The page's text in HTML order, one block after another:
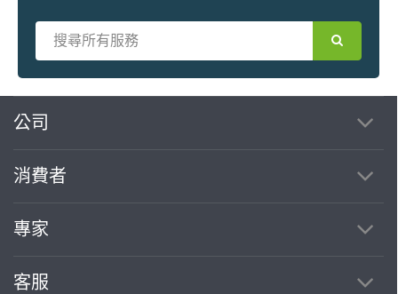
公司
消費者
專家
客服
繼續完成